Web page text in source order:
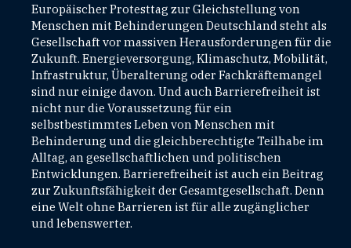
Europäischer Protesttag zur Gleichstellung von
Menschen mit Behinderungen Deutschland steht als
Gesellschaft vor massiven Herausforderungen für die
Zukunft. Energieversorgung, Klimaschutz, Mobilität,
Infrastruktur, Überalterung oder Fachkräftemangel
sind nur einige davon. Und auch Barrierefreiheit ist
nicht nur die Voraussetzung für ein
selbstbestimmtes Leben von Menschen mit
Behinderung und die gleichberechtigte Teilhabe im
Alltag, an gesellschaftlichen und politischen
Entwicklungen. Barrierefreiheit ist auch ein Beitrag
zur Zukunftsfähigkeit der Gesamtgesellschaft. Denn
eine Welt ohne Barrieren ist für alle zugänglicher
und lebenswerter.